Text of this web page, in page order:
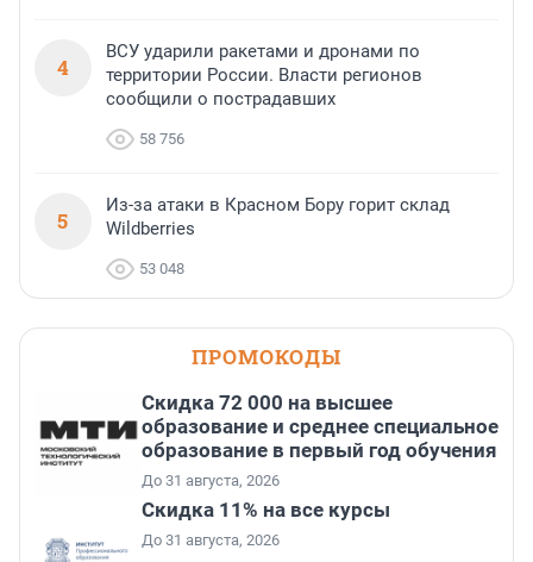
4
ВСУ ударили ракетами и дронами по
территории России. Власти регионов
сообщили о пострадавших
58 756
5
Из-за атаки в Красном Бору горит склад
Wildberries
53 048
ПРОМОКОДЫ
Скидка 72 000 на высшее
образование и среднее специальное
образование в первый год обучения
До 31 августа, 2026
Скидка 11% на все курсы
До 31 августа, 2026